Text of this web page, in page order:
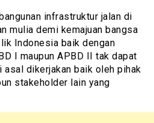
infrastruktur jalan di
mulia demi kemajuan bangsa
Indonesia baik dengan
I maupun APBD II tak dapat
dikerjakan baik oleh pihak
stakeholder lain yang